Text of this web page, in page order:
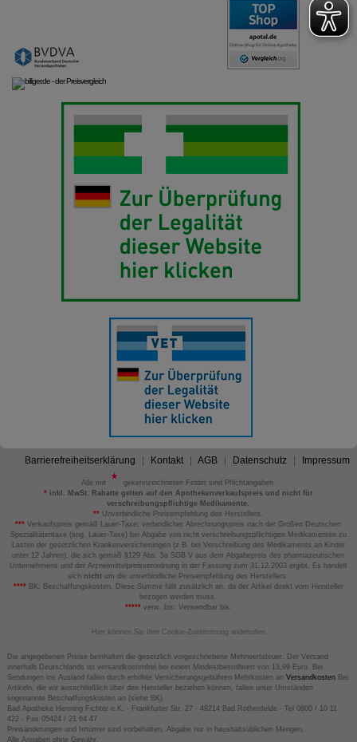
Barrierefreiheitserklärung Kontakt AGB Datenschutz Impressum
Alle mit
gekennzeichneten Felder sind Pflichtangaben.
*inkl. MwSt. Rabatte gelten auf den Apothekenverkaufspreis und nicht für
verschreibungspflichtige Medikamente.
** Unverbindliche Preisempfehlung des Herstellers.
*** Verkaufspreis gemäß Lauer-Taxe; verbindlicher Abrechnungspreis nach der Großen Deutschen
Spezialitätentaxe (sog. Lauer-Taxe) bei Abgabe von nicht verschreibungspflichtigen Medikamenten zu
Lasten der gesetzlichen Krankenversicherungen (z.B. bei Verschreibung des Medikaments an Kinder
unter 12 Jahren), die sich gemäß §129 Abs. 5a SGB V aus dem Abgabepreis des pharmazeutischen
Unternehmens und der Arzneimittelpreisverordnung in der Fassung zum 31.12.2003 ergibt. Es handelt
sich nicht um die unverbindliche Preisempfehlung des Herstellers.
****BK: Beschaffungskosten. Diese Summe fällt zusätzlich an, da der Artikel direkt vom Hersteller
bezogen werden muss.
*****verw. bis: Verwendbar bis.
Hier können Sie Ihre Cookie-Zustimmung widerrufen
Die angegebenen Preise beinhalten die gesetzlich vorgeschriebene Mehrwertsteuer. Der Versand
innerhalb Deutschlands ist versandkostenfrei bei einem Mindestbestellwert von 13,99 Euro. Bei
Sendungen ins Ausland fallen durch erhöhte Versicherungsgebühren Mehrkosten an VersandkostenBei
Artikeln, die wir ausschließlich über den Hersteller beziehen können, fallen unter Umständen
sogenannte Beschaffungskosten an (siehe BK).
Bad Apotheke Henning Fichter e.K. - Frankfurter Str. 27 - 49214 Bad Rothenfelde - Tel 0800 / 10 11
422 - Fax 05424 / 21 64 47
Preisänderungen und Irrtümer sind vorbehalten. Abgabe nur in haushaltsüblichen Mengen.
Alle Angaben ohne Gewähr.